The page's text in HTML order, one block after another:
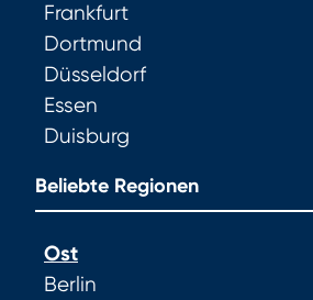
Frankfurt
Dortmund
Düsseldorf
Essen
Duisburg
Beliebte Regionen
Ost
Berlin